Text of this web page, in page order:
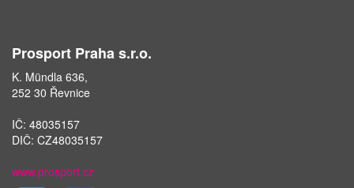
Prosport Praha s.r.o.
K. Mündla 636,
252 30 Řevnice
IČ: 48035157
DIČ: CZ48035157
www.prosport.cz